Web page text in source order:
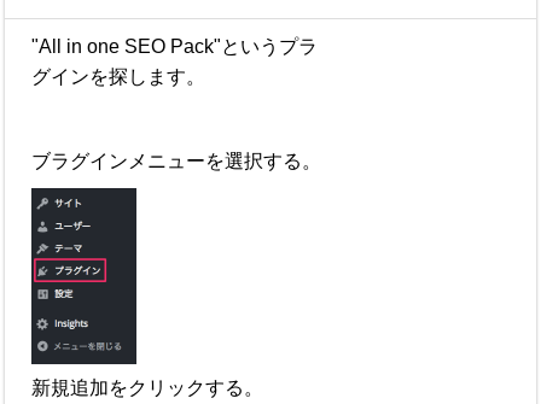
"All in one SEO Pack"というプラ
グインを探します。
ブラグインメニューを選択する。
新規追加をクリックする。